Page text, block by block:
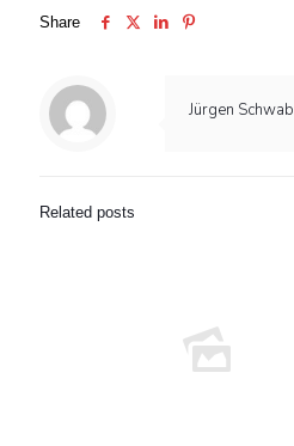
Share
Jürgen Schwab
Related posts